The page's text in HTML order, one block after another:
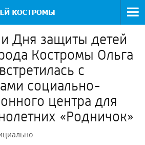
Дня защиты детей
Костромы Ольга
с
социально-
центра для
«Родничок»